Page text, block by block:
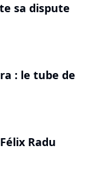
sa dispute
: le tube de
Radu